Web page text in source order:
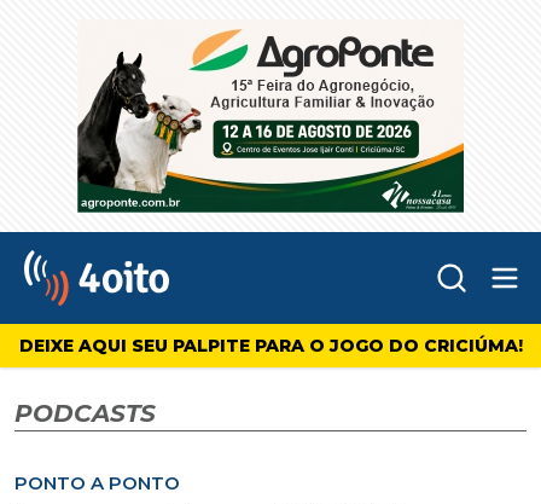
4oito
DEIXE AQUI SEU PALPITE PARA O JOGO DO CRICIÚMA!
PODCASTS
PONTO A PONTO